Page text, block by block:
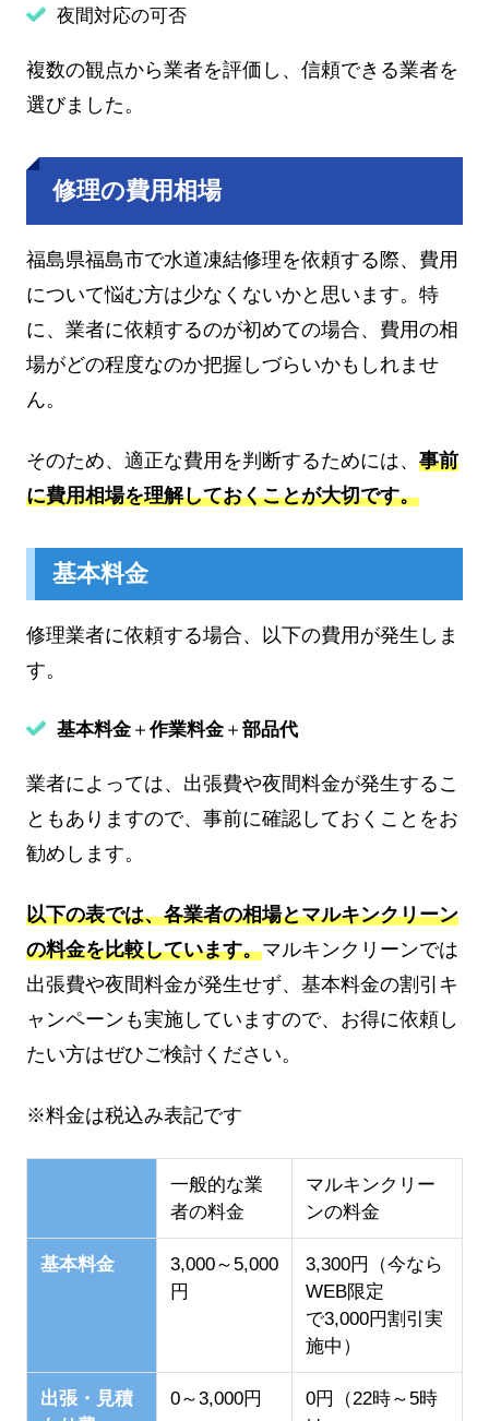
夜間対応の可否
複数の観点から業者を評価し、信頼できる業者を
選びました。
修理の費用相場
福島県福島市で水道凍結修理を依頼する際、費用
について悩む方は少なくないかと思います。特
に、業者に依頼するのが初めての場合、費用の相
場がどの程度なのか把握しづらいかもしれませ
ん。
そのため、適正な費用を判断するためには、 事前
に費用相場を理解しておくことが大切です。
基本料金
修理業者に依頼する場合、以下の費用が発生しま
す。
基本料金＋ 作業料金＋ 部品代
業者によっては、出張費や夜間料金が発生するこ
ともありますので、事前に確認しておくことをお
勧めします。
以下の表では、各業者の相場とマルキンクリーン
の料金を比較しています。マルキンクリーンでは
出張費や夜間料金が発生せず、基本料金の割引キ
ャンペーンも実施していますので、お得に依頼し
たい方はぜひご検討ください。
※料金は税込み表記です
一般的な業
者の料金
マルキンクリー
ンの料金
基本料金
3,000～5,000
円
3,300円（今なら
WEB限定
で3,000円割引実
施中）
出張・見積
0～3,000円
0円（22時～5時